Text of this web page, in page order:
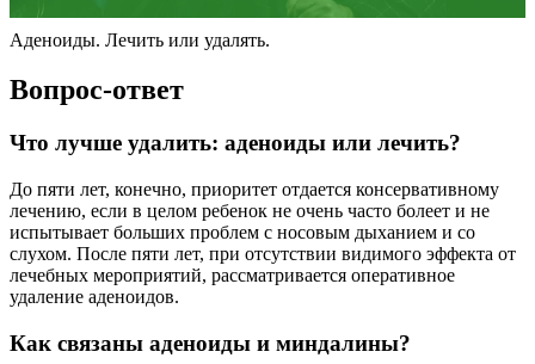
Аденоиды. Лечить или удалять.
Вопрос-ответ
Что лучше удалить: аденоиды или лечить?
До пяти лет, конечно, приоритет отдается консервативному
лечению, если в целом ребенок не очень часто болеет и не
испытывает больших проблем с носовым дыханием и со
слухом. После пяти лет, при отсутствии видимого эффекта от
лечебных мероприятий, рассматривается оперативное
удаление аденоидов.
Как связаны аденоиды и миндалины?